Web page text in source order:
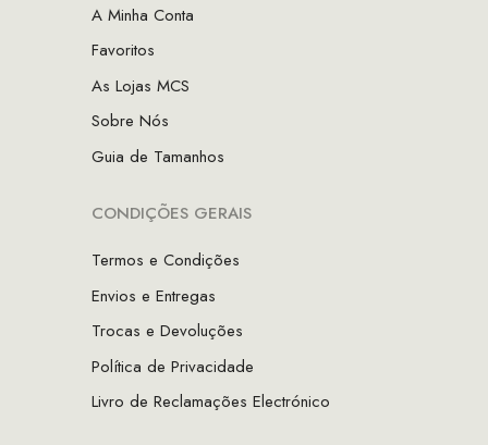
A Minha Conta
Favoritos
As Lojas MCS
Sobre Nós
Guia de Tamanhos
CONDIÇÕES GERAIS
Termos e Condições
Envios e Entregas
Trocas e Devoluções
Política de Privacidade
Livro de Reclamações Electrónico